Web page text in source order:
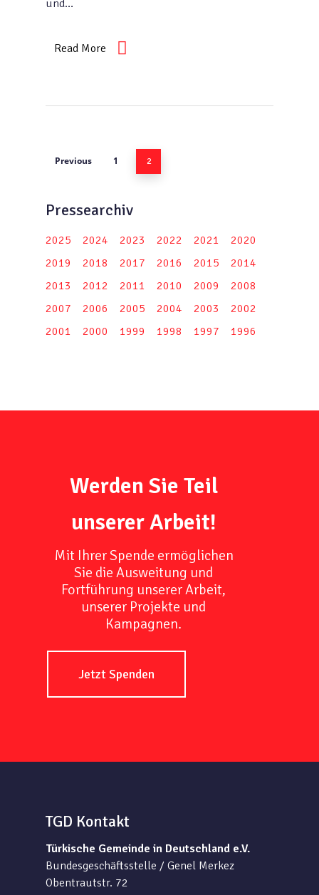
und…
Read More
Previous 1 2
Pressearchiv
2025 2024 2023 2022 2021
2020
2019
2018 2017 2016 2015
2014
2013
2012 2011 2010 2009
2008
2007
2006 2005 2004 2003
2002
2001
2000 1999 1998 1997 1996
Werden Sie Teil
unserer Arbeit!
Mit Ihrer Spende ermöglichen
Sie die Ausweitung und
Fortführung unserer Arbeit,
unserer Projekte und
Kampagnen.
Jetzt Spenden
TGD Kontakt
Türkische Gemeinde in Deutschland e.V.
Bundesgeschäftsstelle / Genel Merkez
Obentrautstr. 72